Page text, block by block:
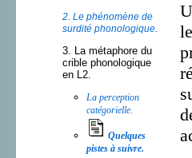
2. Le phénomène de
surdité phonologique.
3. La métaphore du
crible phonologique
en L2.
La perception
catégorielle.
Quelques
pistes à suivre.